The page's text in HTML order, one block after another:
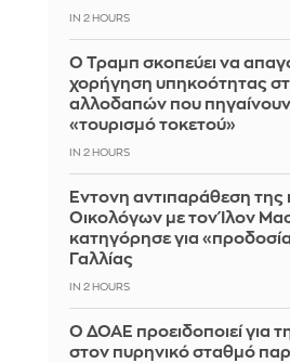
IN 2 HOURS
Ο Τραμπ σκοπεύει να
χορήγηση υπηκοότητας
αλλοδαπών που πηγαίνουν
«τουρισμό τοκετού»
IN 2 HOURS
Έντονη αντιπαράθεση της
Οικολόγων με τον Ίλον
κατηγόρησε για
Γαλλίας
IN 2 HOURS
Ο ΔΟΑΕ προειδοποιεί για
στον πυρηνικό σταθμό